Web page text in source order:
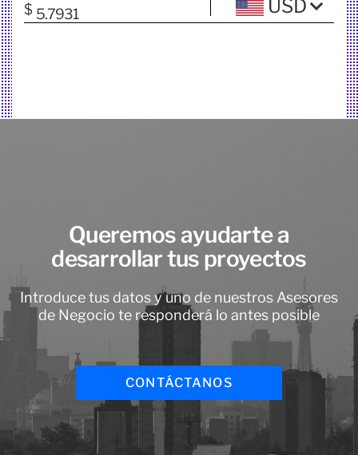
$ USD
Queremos ayudarte a
desarrollar tus proyectos
Introduce tus datos y uno de nuestros Asesores
de Negocio te responderá lo antes posible
CONTÁCTANOS